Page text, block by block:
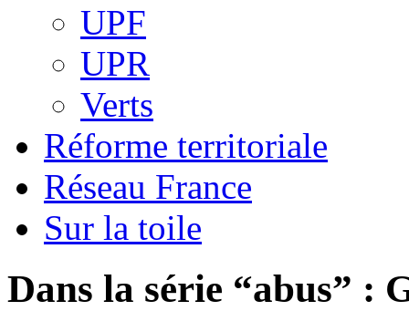
UPF
UPR
Verts
Réforme territoriale
Réseau France
Sur la toile
Dans la série “abus” :